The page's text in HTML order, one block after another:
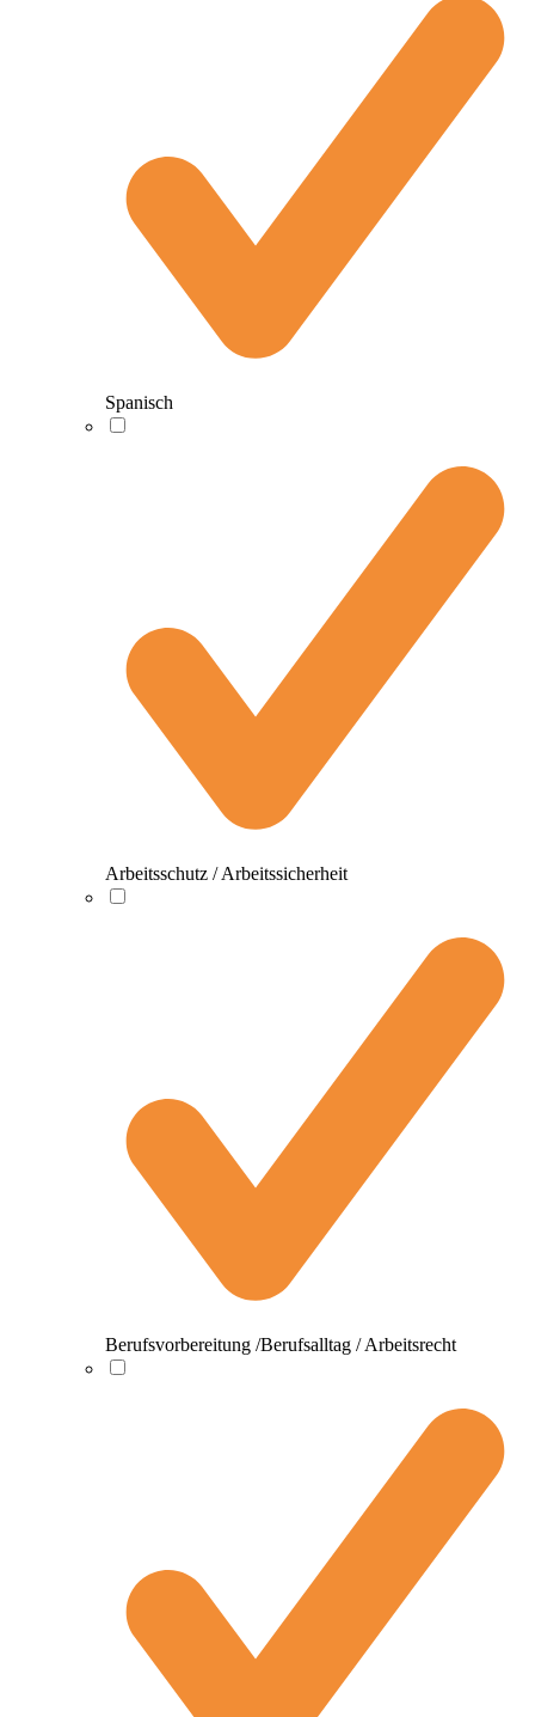
Spanisch
Arbeitsschutz / Arbeitssicherheit
Berufsvorbereitung /Berufsalltag / Arbeitsrecht